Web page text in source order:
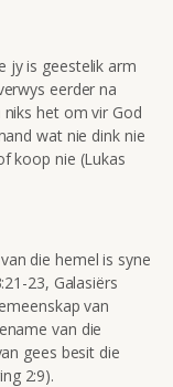
jy is geestelik arm
eerder na
het om vir God
wat nie dink nie
koop nie (Lukas
die hemel is syne
23, Galasiërs
van
van die
gees besit die
2:9).